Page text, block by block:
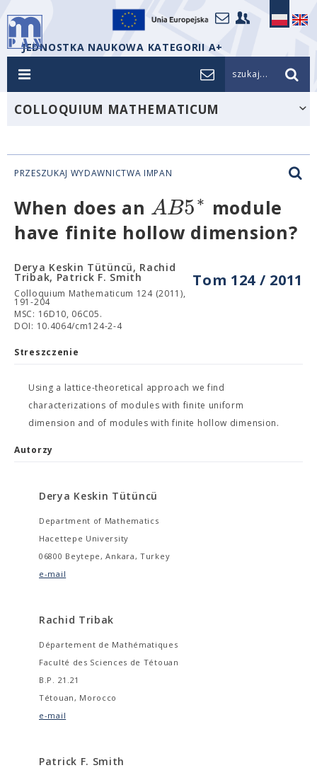
JEDNOSTKA NAUKOWA KATEGORII A+
szukaj...
COLLOQUIUM MATHEMATICUM
PRZESZUKAJ WYDAWNICTWA IMPAN
When does an AB5∗ module
have finite hollow dimension?
Tom 124 / 2011
Derya Keskin Tütüncü, Rachid
Tribak, Patrick F. Smith
Colloquium Mathematicum 124 (2011),
191-204
MSC: 16D10, 06C05.
DOI: 10.4064/cm124-2-4
Streszczenie
Using a lattice-theoretical approach we find
characterizations of modules with finite uniform
dimension and of modules with finite hollow dimension.
Autorzy
Derya Keskin Tütüncü
Department of Mathematics
Hacettepe University
06800 Beytepe, Ankara, Turkey
e-mail
Rachid Tribak
Département de Mathématiques
Faculté des Sciences de Tétouan
B.P. 21.21
Tétouan, Morocco
e-mail
Patrick F. Smith